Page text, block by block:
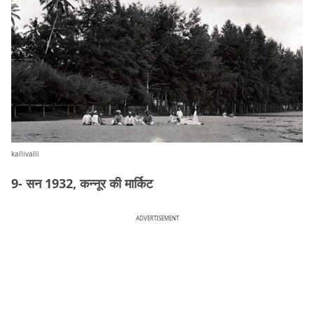
kallivalli
9- सन 1932, कन्नूर की मार्किट
ADVERTISEMENT